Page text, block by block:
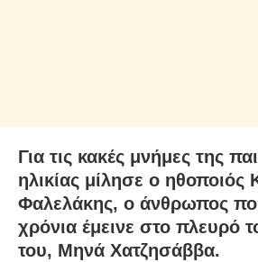
Για τις κακές μνήμες της
ηλικίας μίλησε ο ηθοποιός
Φαλελάκης, ο άνθρωπος
χρόνια έμεινε στο πλευρό
του, Μηνά Χατζησάββα.